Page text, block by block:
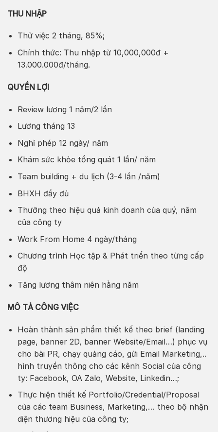
THU NHẬP
Thử việc 2 tháng, 85%;
Chính thức: Thu nhập từ 10,000,000đ +
13.000.000đ/tháng.
QUYỀN LỢI
Review lương 1 năm/2 lần
Lương tháng 13
Nghỉ phép 12 ngày/ năm
Khám sức khỏe tổng quát 1 lần/ năm
Team building + du lịch (3-4 lần /năm)
BHXH đầy đủ
Thưởng theo hiệu quả kinh doanh của quý, năm
của công ty
Work From Home 4 ngày/tháng
Chương trình Học tập & Phát triển theo từng cấp
độ
Tăng lương thâm niên hằng năm
MÔ TẢ CÔNG VIỆC
Hoàn thành sản phẩm thiết kế theo brief (landing
page, banner 2D, banner Website/Email…) phục vụ
cho bài PR, chạy quảng cáo, gửi Email Marketing,..
hình truyền thông cho các kênh Social của công
ty: Facebook, OA Zalo, Website, Linkedin…;
Thực hiện thiết kế Portfolio/Credential/Proposal
của các team Business, Marketing,… theo bộ nhận
diện thương hiệu của công ty;